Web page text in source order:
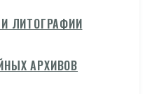
ЛИТОГРАФИИ
АРХИВОВ